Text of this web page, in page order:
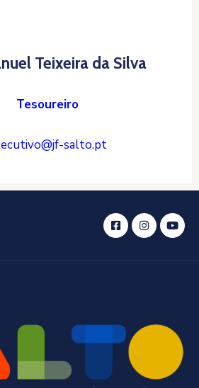
Teixeira da Silva
Tesoureiro
salto.pt